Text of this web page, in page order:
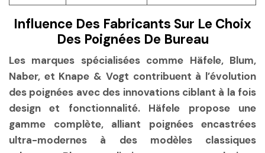
Influence Des Fabricants Sur Le Choix
Des Poignées De Bureau
Les marques spécialisées comme Häfele, Blum,
Naber, et Knape & Vogt contribuent à l’évolution
des poignées avec des innovations ciblant à la fois
design et fonctionnalité. Häfele propose une
gamme complète, alliant poignées encastrées
ultra-modernes à des modèles classiques